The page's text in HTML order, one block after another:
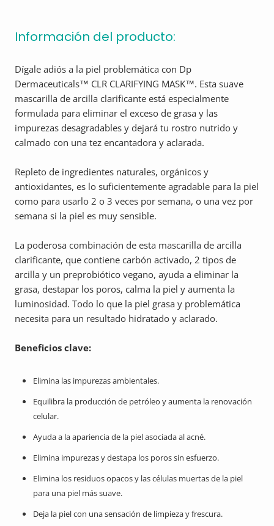
Información del producto:
Dígale adiós a la piel problemática con Dp
Dermaceuticals™ CLR CLARIFYING MASK™. Esta suave
mascarilla de arcilla clarificante está especialmente
formulada para eliminar el exceso de grasa y las
impurezas desagradables y dejará tu rostro nutrido y
calmado con una tez encantadora y aclarada.
Repleto de ingredientes naturales, orgánicos y
antioxidantes, es lo suficientemente agradable para la piel
como para usarlo 2 o 3 veces por semana, o una vez por
semana si la piel es muy sensible.
La poderosa combinación de esta mascarilla de arcilla
clarificante, que contiene carbón activado, 2 tipos de
arcilla y un preprobiótico vegano, ayuda a eliminar la
grasa, destapar los poros, calma la piel y aumenta la
luminosidad. Todo lo que la piel grasa y problemática
necesita para un resultado hidratado y aclarado.
Beneficios clave:
Elimina las impurezas ambientales.
Equilibra la producción de petróleo y aumenta la renovación
celular.
Ayuda a la apariencia de la piel asociada al acné.
Elimina impurezas y destapa los poros sin esfuerzo.
Elimina los residuos opacos y las células muertas de la piel
para una piel más suave.
Deja la piel con una sensación de limpieza y frescura.